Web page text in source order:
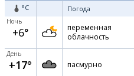
°C Погода
Ночь
+6°
переменная
облачность
День
+17° пасмурно